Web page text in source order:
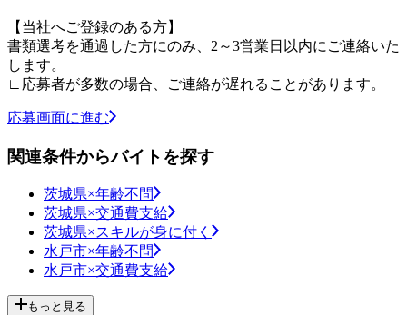
【当社へご登録のある方】
書類選考を通過した方にのみ、2～3営業日以内にご連絡いた
します。
∟応募者が多数の場合、ご連絡が遅れることがあります。
応募画面に進む
関連条件からバイトを探す
茨城県×年齢不問
茨城県×交通費支給
茨城県×スキルが身に付く
水戸市×年齢不問
水戸市×交通費支給
もっと見る